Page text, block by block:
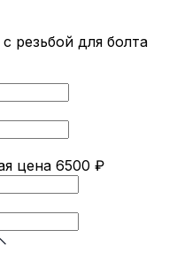
резьбой для болта
цена 6500 ₽